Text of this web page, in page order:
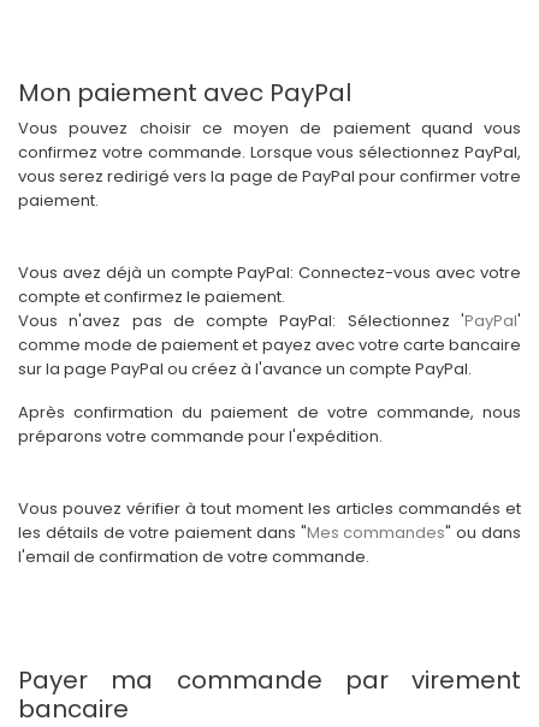
Mon paiement avec PayPal
Vous pouvez choisir ce moyen de paiement quand vous
confirmez votre commande. Lorsque vous sélectionnez PayPal,
vous serez redirigé vers la page de PayPal pour confirmer votre
paiement.
Vous avez déjà un compte PayPal: Connectez-vous avec votre
compte et confirmez le paiement.
Vous n'avez pas de compte PayPal: Sélectionnez 'PayPal'
comme mode de paiement et payez avec votre carte bancaire
sur la page PayPal ou créez à l'avance un compte PayPal.
Après confirmation du paiement de votre commande, nous
préparons votre commande pour l'expédition.
Vous pouvez vérifier à tout moment les articles commandés et
les détails de votre paiement dans "Mes commandes" ou dans
l'email de confirmation de votre commande.
Payer ma commande par virement
bancaire